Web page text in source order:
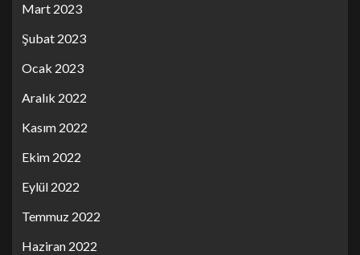
Mart 2023
Şubat 2023
Ocak 2023
Aralık 2022
Kasım 2022
Ekim 2022
Eylül 2022
Temmuz 2022
Haziran 2022